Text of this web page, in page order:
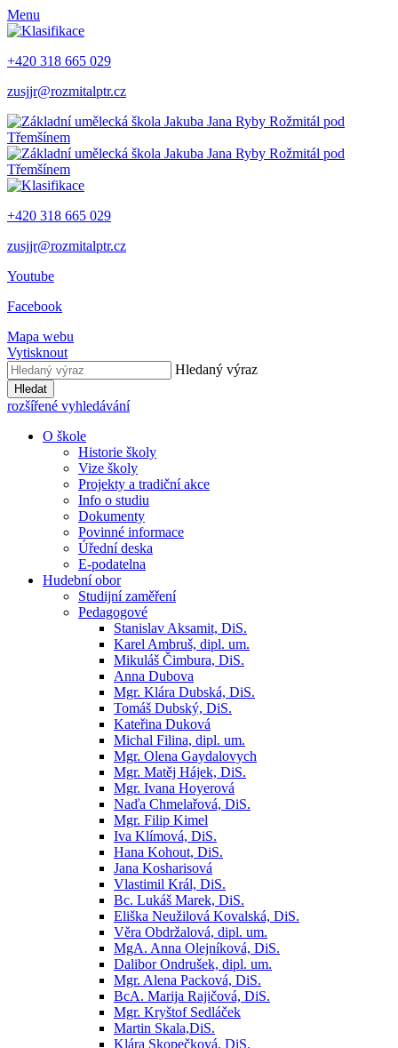
Menu
+420 318 665 029
zusjjr@rozmitalptr.cz
+420 318 665 029
zusjjr@rozmitalptr.cz
Youtube
Facebook
Mapa webu
Vytisknout
Hledaný výraz
Hledat
rozšířené vyhledávání
O škole
Historie školy
Vize školy
Projekty a tradiční akce
Info o studiu
Dokumenty
Povinné informace
Úřední deska
E-podatelna
Hudební obor
Studijní zaměření
Pedagogové
Stanislav Aksamit, DiS.
Karel Ambruš, dipl. um.
Mikuláš Čimbura, DiS.
Anna Dubova
Mgr. Klára Dubská, DiS.
Tomáš Dubský, DiS.
Kateřina Duková
Michal Filina, dipl. um.
Mgr. Olena Gaydalovych
Mgr. Matěj Hájek, DiS.
Mgr. Ivana Hoyerová
Naďa Chmelařová, DiS.
Mgr. Filip Kimel
Iva Klímová, DiS.
Hana Kohout, DiS.
Jana Kosharisová
Vlastimil Král, DiS.
Bc. Lukáš Marek, DiS.
Eliška Neužilová Kovalská, DiS.
Věra Obdržalová, dipl. um.
MgA. Anna Olejníková, DiS.
Dalibor Ondrušek, dipl. um.
Mgr. Alena Packová, DiS.
BcA. Marija Rajičová, DiS.
Mgr. Kryštof Sedláček
Martin Skala,DiS.
Klára Skopečková, DiS.